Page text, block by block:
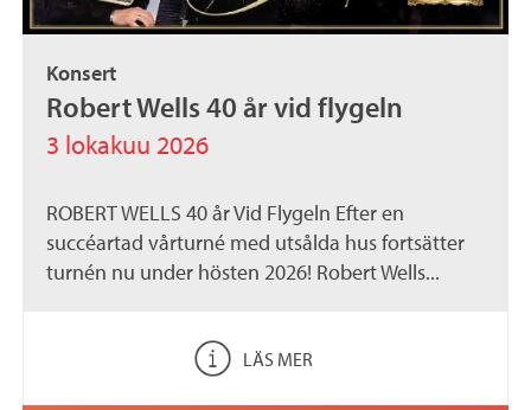
Konsert
Robert Wells 40 år vid flygeln
3 lokakuu 2026
ROBERT WELLS 40 år Vid Flygeln Efter en
succéartad vårturné med utsålda hus fortsätter
turnén nu under hösten 2026! Robert Wells...
LÄS MER